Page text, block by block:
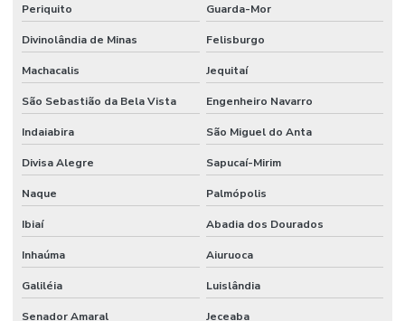
Periquito Guarda-Mor
Divinolândia de Minas Felisburgo
Machacalis Jequitaí
São Sebastião da Bela Vista Engenheiro Navarro
Indaiabira São Miguel do Anta
Divisa Alegre Sapucaí-Mirim
Naque Palmópolis
Ibiaí Abadia dos Dourados
Inhaúma Aiuruoca
Galiléia Luislândia
Senador Amaral Jeceaba